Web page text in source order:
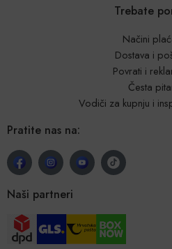
Trebate
Načini
Dostava i
Povrati i
Česta
Vodiči za kupnju i
Pratite nas na:
Naši partneri